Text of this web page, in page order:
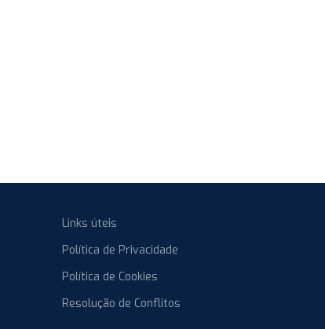
Links úteis
Política de Privacidade
Política de Cookies
Resolução de Conflitos